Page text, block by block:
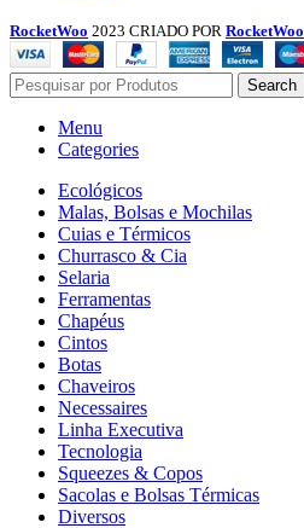
RocketWoo 2023 CRIADO POR RocketWoo
Search
Menu
Categories
Ecológicos
Malas, Bolsas e Mochilas
Cuias e Térmicos
Churrasco & Cia
Selaria
Ferramentas
Chapéus
Cintos
Botas
Chaveiros
Necessaires
Linha Executiva
Tecnologia
Squeezes & Copos
Sacolas e Bolsas Térmicas
Diversos